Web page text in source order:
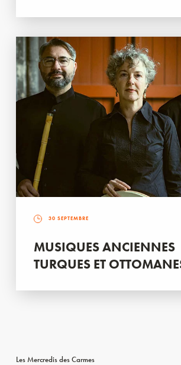
30 SEPTEMBRE
MUSIQUES ANCIENNES
TURQUES ET
Les Mercredis des Carmes